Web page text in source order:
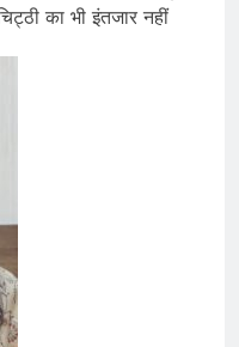
का भी इंतजार नहीं